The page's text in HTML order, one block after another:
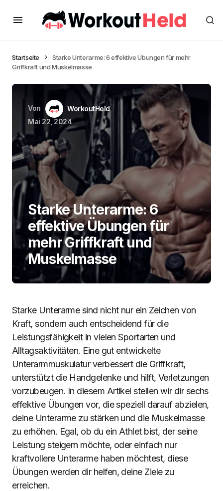
Startseite
Starke Unterarme: 6 effektive Übungen für mehr
Griffkraft und Muskelmasse
Von
WorkoutHeld
Mai 22, 2024
Starke Unterarme: 6
effektive Übungen für
mehr Griffkraft und
Muskelmasse
Starke Unterarme sind nicht nur ein Zeichen von
Kraft, sondern auch entscheidend für die
Leistungsfähigkeit in vielen Sportarten und
Alltagsaktivitäten. Eine gut entwickelte
Unterarmmuskulatur verbessert die Griffkraft,
unterstützt die Handgelenke und hilft, Verletzungen
vorzubeugen. In diesem Artikel stellen wir dir sechs
effektive Übungen vor, die speziell darauf abzielen,
deine Unterarme zu stärken und die Muskelmasse
zu erhöhen. Egal, ob du ein Athlet bist, der seine
Leistung steigern möchte, oder einfach nur
kraftvollere Unterarme haben möchtest, diese
Übungen werden dir helfen, deine Ziele zu
erreichen.